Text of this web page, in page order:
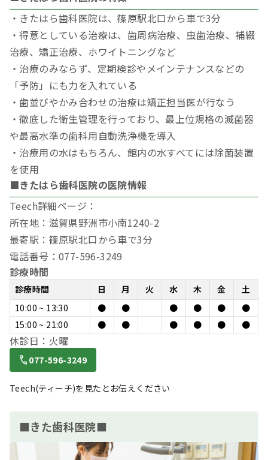
・きたはら歯科医院は、篠原駅北口から車で3分
・得意としている治療は、歯周病治療、虫歯治療、補綴
治療、矯正治療、ホワイトニングなど
・治療のみならず、定期検診やメインテナンスなどの
「予防」にも力を入れている
・歯並びやかみ合わせの治療は矯正担当医が行なう
・徹底した衛生管理を行っており、最上位規格の滅菌器
や最高水準の歯科用自動洗浄機を導入
・治療用の水はもちろん、館内の水すべてには除菌装置
を使用
■きたはら歯科医院の医院情報
Teech詳細ページ：
所在地：滋賀県野洲市小南1240-2
最寄駅：篠原駅北口から車で3分
電話番号：077-596-3249
診療時間
診療時間 日 月 火 水 木 金
土
10:00 ~ 13:30
● ● ● ● ●
●
15:00 ~ 21:00
● ● ● ● ● ●
休診日：火曜
077-596-3249
Teech(ティーチ)を見たとお伝えください
■きた歯科医院■